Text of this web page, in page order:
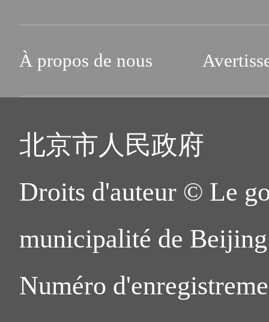
À propos de nous
北京市人民政府
Droits d'auteur © Le
municipalité de
Numéro